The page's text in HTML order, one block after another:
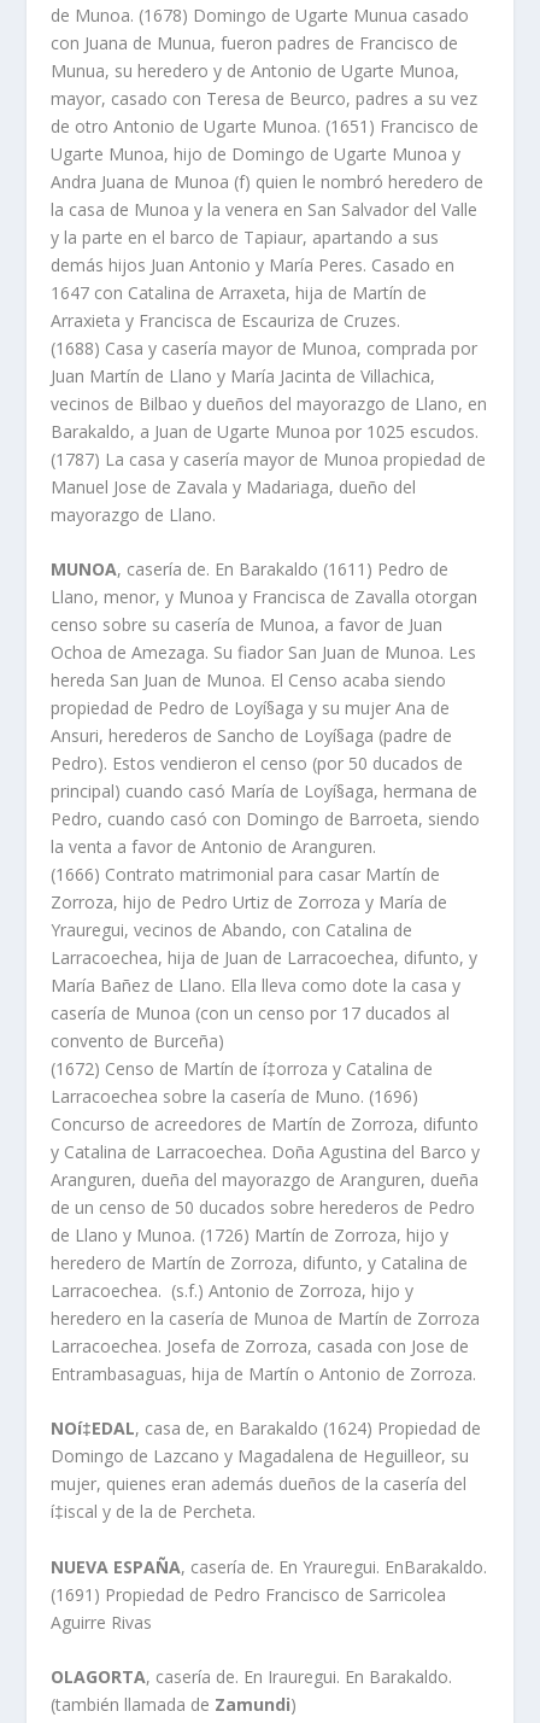
de Munoa. (1678) Domingo de Ugarte Munua casado
con Juana de Munua, fueron padres de Francisco de
Munua, su heredero y de Antonio de Ugarte Munoa,
mayor, casado con Teresa de Beurco, padres a su vez
de otro Antonio de Ugarte Munoa. (1651) Francisco de
Ugarte Munoa, hijo de Domingo de Ugarte Munoa y
Andra Juana de Munoa (f) quien le nombró heredero de
la casa de Munoa y la venera en San Salvador del Valle
y la parte en el barco de Tapiaur, apartando a sus
demás hijos Juan Antonio y Marí­a Peres. Casado en
1647 con Catalina de Arraxeta, hija de Martí­n de
Arraxieta y Francisca de Escauriza de Cruzes.
(1688) Casa y caserí­a mayor de Munoa, comprada por
Juan Martí­n de Llano y Marí­a Jacinta de Villachica,
vecinos de Bilbao y dueños del mayorazgo de Llano, en
Barakaldo, a Juan de Ugarte Munoa por 1025 escudos.
(1787) La casa y caserí­a mayor de Munoa propiedad de
Manuel Jose de Zavala y Madariaga, dueño del
mayorazgo de Llano.
MUNOA, caserí­a de. En Barakaldo (1611) Pedro de
Llano, menor, y Munoa y Francisca de Zavalla otorgan
censo sobre su caserí­a de Munoa, a favor de Juan
Ochoa de Amezaga. Su fiador San Juan de Munoa. Les
hereda San Juan de Munoa. El Censo acaba siendo
propiedad de Pedro de Loyí§aga y su mujer Ana de
Ansuri, herederos de Sancho de Loyí§aga (padre de
Pedro). Estos vendieron el censo (por 50 ducados de
principal) cuando casó Marí­a de Loyí§aga, hermana de
Pedro, cuando casó con Domingo de Barroeta, siendo
la venta a favor de Antonio de Aranguren.
(1666) Contrato matrimonial para casar Martí­n de
Zorroza, hijo de Pedro Urtiz de Zorroza y Marí­a de
Yrauregui, vecinos de Abando, con Catalina de
Larracoechea, hija de Juan de Larracoechea, difunto, y
Marí­a Bañez de Llano. Ella lleva como dote la casa y
caserí­a de Munoa (con un censo por 17 ducados al
convento de Burceña)
(1672) Censo de Martí­n de í‡orroza y Catalina de
Larracoechea sobre la caserí­a de Muno. (1696)
Concurso de acreedores de Martí­n de Zorroza, difunto
y Catalina de Larracoechea. Doña Agustina del Barco y
Aranguren, dueña del mayorazgo de Aranguren, dueña
de un censo de 50 ducados sobre herederos de Pedro
de Llano y Munoa. (1726) Martí­n de Zorroza, hijo y
heredero de Martí­n de Zorroza, difunto, y Catalina de
Larracoechea. (s.f.) Antonio de Zorroza, hijo y
heredero en la caserí­a de Munoa de Martí­n de Zorroza
Larracoechea. Josefa de Zorroza, casada con Jose de
Entrambasaguas, hija de Martí­n o Antonio de Zorroza.
NOí‡EDAL, casa de, en Barakaldo (1624) Propiedad de
Domingo de Lazcano y Magadalena de Heguilleor, su
mujer, quienes eran además dueños de la caserí­a del
í‡iscal y de la de Percheta.
NUEVA ESPAÑA, caserí­a de. En Yrauregui. EnBarakaldo.
(1691) Propiedad de Pedro Francisco de Sarricolea
Aguirre Rivas
OLAGORTA, caserí­a de. En Irauregui. En Barakaldo.
(también llamada de Zamundi)